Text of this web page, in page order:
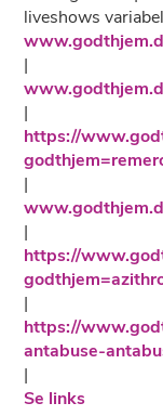
liveshows
|
|
https://
|
|
https://
|
https://
antabuse-
|
Se links